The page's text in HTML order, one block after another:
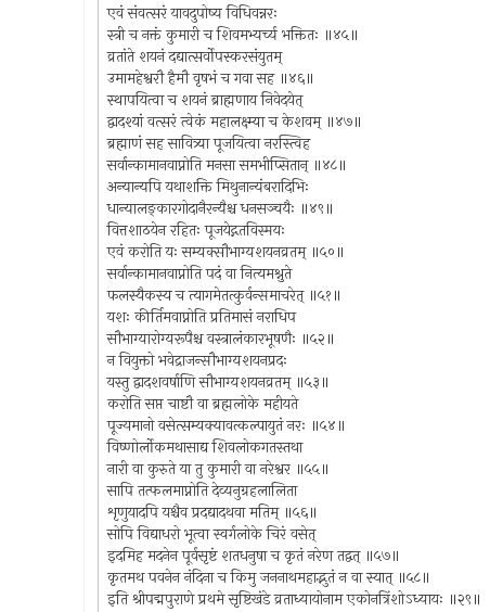
एवं संवत्सरं यावदुपोष्य विधिवन्नरः
स्त्री च नक्तं कुमारी च शिवमभ्यर्च्य भक्तितः ॥४५॥
व्रतांते शयनं दद्यात्सर्वोपस्करसंयुतम्
उमामहेश्वरौ हैमौ वृषभं च गवा सह ॥४६॥
स्थापयित्वा च शयनं ब्राह्मणाय निवेदयेत्
द्वादश्यां वत्सरं त्वेकं महालक्ष्म्या च केशवम् ॥४७॥
ब्रह्माणं सह सावित्र्या पूजयित्वा नरस्त्विह
सर्वान्कामानवाप्नोति मनसा समभीप्सितान् ॥४८॥
अन्यान्यपि यथाशक्ति मिथुनान्यंबरादिभिः
धान्यालङ्कारगोदानैरन्यैश्च धनसञ्चयैः ॥४९॥
वित्तशाठयेन रहितः पूजयेद्गतविस्मयः
एवं करोति यः सम्यक्सौभाग्यशयनव्रतम् ॥५०॥
सर्वान्कामानवाप्नोति पदं वा नित्यमश्नुते
फलस्यैकस्य च त्यागमेतत्कुर्वन्समाचरेत् ॥५१॥
यशः कीर्तिमवाप्नोति प्रतिमासं नराधिप
सौभाग्यारोग्यरूपैश्च वस्त्रालंकारभूषणैः ॥५२॥
न वियुक्तो भवेद्राजन्सौभाग्यशयनप्रदः
यस्तु द्वादशवर्षाणि सौभाग्यशयनव्रतम् ॥५३॥
करोति सप्त चाष्टौ वा ब्रह्मलोके महीयते
पूज्यमानो वसेत्सम्यक्यावत्कल्पायुतं नरः ॥५४॥
विष्णोर्लोकमथासाद्य शिवलोकगतस्तथा
नारी वा कुरुते या तु कुमारी वा नरेश्वर ॥५५॥
सापि तत्फलमाप्नोति देव्यनुग्रहलालिता
शृणुयादपि यश्चैव प्रदद्यादथवा मतिम् ॥५६॥
सोपि विद्याधरो भूत्वा स्वर्गलोके चिरं वसेत्
इदमिह मदनेन पूर्वसृष्टं शतधनुषा च कृतं नरेण तद्वत् ॥५७॥
कृतमथ पवनेन नंदिना च किमु जननाथमहाद्भुतं न वा स्यात् ॥५८॥
इति श्रीपद्मपुराणे प्रथमे सृष्टिखंडे व्रताध्यायोनाम एकोनत्रिंशोऽध्यायः ॥२९॥